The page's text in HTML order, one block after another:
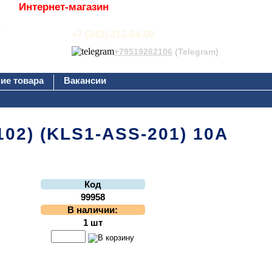
Интернет-магазин
+7 (342) 212-54-00
+79519262106 (Telegram)
товара
Вакансии
(KLS1-ASS-201) 10А
Код
99958
В наличии:
1 шт